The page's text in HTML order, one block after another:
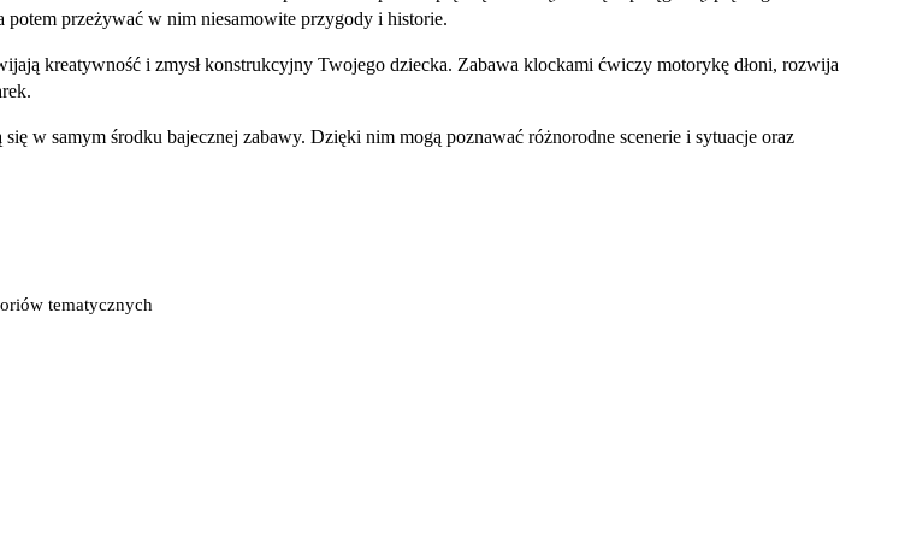
przeżywać w nim niesamowite przygody i historie.
kreatywność i zmysł konstrukcyjny Twojego dziecka. Zabawa klockami ćwiczy motorykę dłoni, rozwija
w samym środku bajecznej zabawy. Dzięki nim mogą poznawać różnorodne scenerie i sytuacje oraz
tematycznych